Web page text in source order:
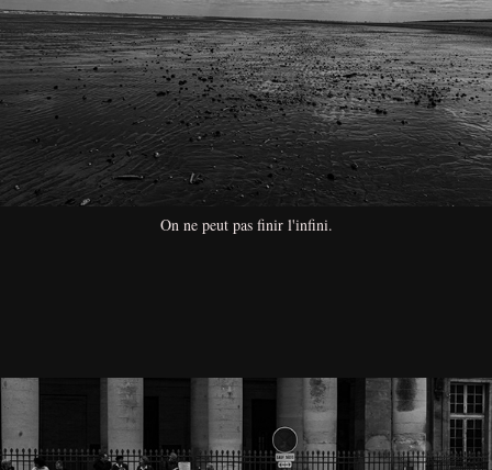
On ne peut pas finir l'infini.